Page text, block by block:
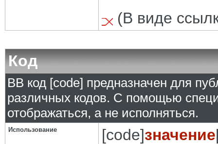
(В виде
Код
BB код [code] предназначен для
различных кодов. С помощью
отображаться, а не исполняться.
Использование [code]значение